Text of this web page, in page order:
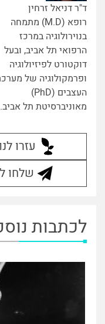
ד"ר דניאל זרחין
רופא (M.D) מתמחה
בנוירולוגיה במרכז
הרפואי תל אביב, ובעל
דוקטורט לפיזיולוגיה
ופרמקולוגיה של
העצבים (PhD)
מאוניברסיטת תל אביב.
עזרו
שלחו
לכתבות